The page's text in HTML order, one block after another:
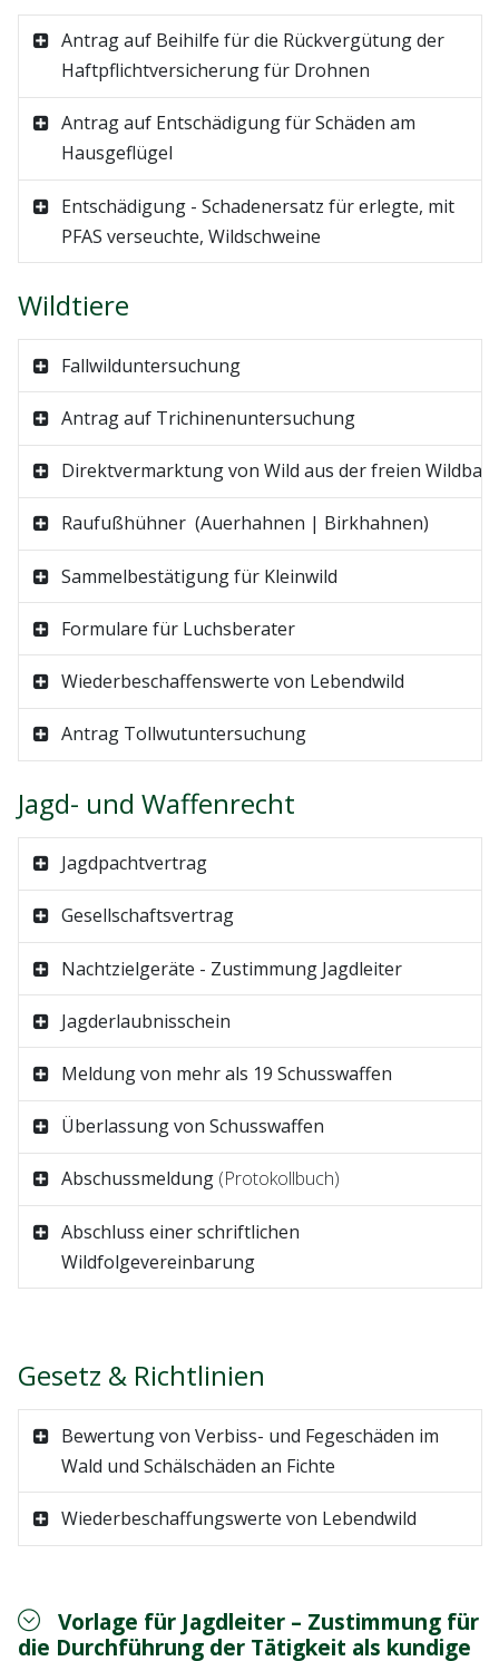
Antrag auf Beihilfe für die Rückvergütung der
Haftpflichtversicherung für Drohnen
Antrag auf Entschädigung für Schäden am
Hausgeflügel
Entschädigung - Schadenersatz für erlegte, mit
PFAS verseuchte, Wildschweine
Wildtiere
Fallwilduntersuchung
Antrag auf Trichinenuntersuchung
Direktvermarktungvon Wild aus derfreien
Raufußhühner (Auerhahnen | Birkhahnen)
Sammelbestätigung für Kleinwild
Formulare für Luchsberater
Wiederbeschaffenswerte von Lebendwild
Antrag Tollwutuntersuchung
Jagd- und Waffenrecht
Jagdpachtvertrag
Gesellschaftsvertrag
Nachtzielgeräte - Zustimmung Jagdleiter
Jagderlaubnisschein
Meldung von mehr als 19 Schusswaffen
Überlassung von Schusswaffen
Abschussmeldung (Protokollbuch)
Abschluss einer schriftlichen
Wildfolgevereinbarung
Gesetz & Richtlinien
Bewertung von Verbiss- und Fegeschäden im
Wald und Schälschäden an Fichte
Wiederbeschaffungswerte von Lebendwild
Vorlage für Jagdleiter – Zustimmung für
die Durchführung der Tätigkeit als kundige